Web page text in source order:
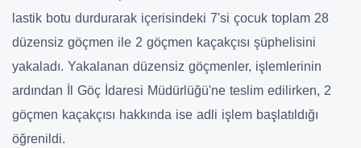
lastik botu durdurarak içerisindeki 7'si çocuk toplam 28
düzensiz göçmen ile 2 göçmen kaçakçısı şüphelisini
yakaladı. Yakalanan düzensiz göçmenler, işlemlerinin
ardından İl Göç İdaresi Müdürlüğü'ne teslim edilirken, 2
göçmen kaçakçısı hakkında ise adli işlem başlatıldığı
öğrenildi.